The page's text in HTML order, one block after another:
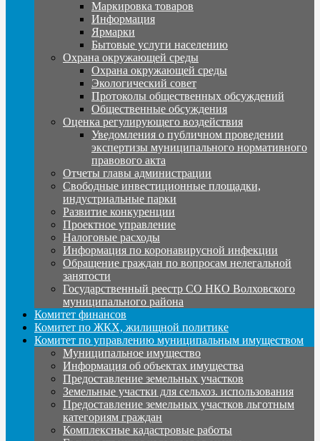
Маркировка товаров
Информация
Ярмарки
Бытовые услуги населению
Охрана окружающей среды
Охрана окружающей среды
Экологический совет
Протоколы общественных обсуждений
Общественные обсуждения
Оценка регулирующего воздействия
Уведомления о публичном проведении
экспертизы муниципального нормативного
правового акта
Отчеты главы администрации
Свободные инвестиционные площадки,
индустриальные парки
Развитие конкуренции
Проектное управление
Налоговые расходы
Информация по коронавирусной инфекции
Обращение граждан по вопросам нелегальной
занятости
Государственный реестр СО НКО Волховского
муниципального района
Комитет финансов
Комитет по ЖКХ, жилищной политике
Комитет по управлению муниципальным имуществом
Муниципальное имущество
Информация об объектах имущества
Предоставление земельных участков
Земельные участки для сельхоз. использования
Предоставление земельных участков льготным
категориям граждан
Комплексные кадастровые работы